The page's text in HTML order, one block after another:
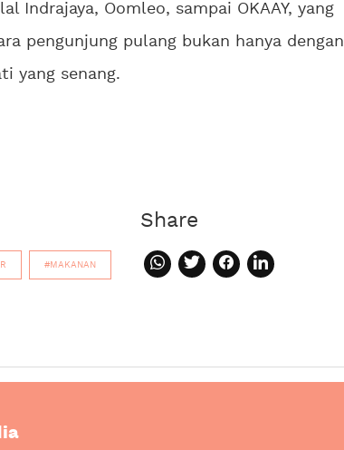
Indrajaya, Oomleo, sampai OKAAY, yang
pengunjung pulang bukan hanya dengan
yang senang.
#MAKANAN
Share